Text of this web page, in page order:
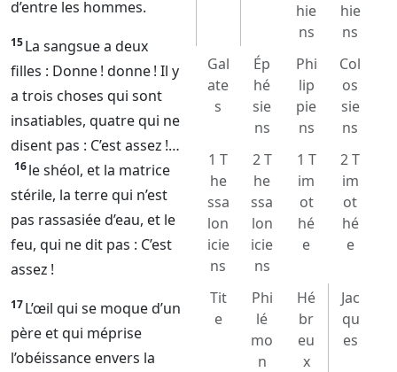
d’entre les hommes.
15La sangsue a deux
filles : Donne ! donne ! Il y
a trois choses qui sont
insatiables, quatre qui ne
disent pas : C’est assez !…
16le shéol, et la matrice
stérile, la terre qui n’est
pas rassasiée d’eau, et le
feu, qui ne dit pas : C’est
assez !
17L’œil qui se moque d’un
père et qui méprise
l’obéissance envers la
hie
ns
hie
ns
Gal
ate
s
Ép
hé
sie
ns
Phi
lip
pie
ns
Col
os
sie
ns
1 T
he
ssa
lon
icie
ns
2 T
he
ssa
lon
icie
ns
1 T
im
ot
hé
e
2 T
im
ot
hé
e
Tit
e
Phi
lé
mo
n
Hé
br
eu
x
Jac
qu
es